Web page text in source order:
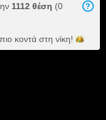
1112 θέση (0
πιο κοντά στη νίκη!